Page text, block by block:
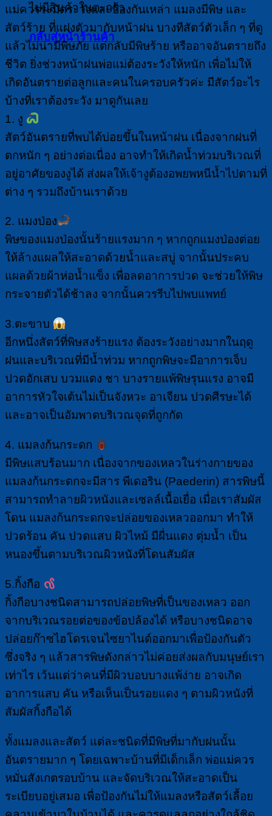
ไม่มีสินค้าในตะกร้า
กลับสู่หน้าร้านค้า
แม่ควรระมัดระวังและป้องกันเหล่า แมลงมีพิษ และ
สัตว์ร้าย ที่แฝงตัวมากับหน้าฝน บางทีสัตว์ตัวเล็ก ๆ ที่ดู
แล้วไม่น่ามีพิษภัย แต่กลับมีพิษร้าย หรืออาจอันตรายถึง
ชีวิต ยิ่งช่วงหน้าฝนพ่อแม่ต้องระวังให้หนัก เพื่อไม่ให้
เกิดอันตรายต่อลูกและคนในครอบครัวค่ะ มีสัตว์อะไร
บ้างที่เราต้องระวัง มาดูกันเลย
1. งู
สัตว์อันตรายที่พบได้บ่อยขึ้นในหน้าฝน เนื่องจากฝนที่
ตกหนัก ๆ อย่างต่อเนื่อง อาจทำให้เกิดน้ำท่วมบริเวณที่
อยู่อาศัยของงูได้ ส่งผลให้เจ้างูต้องอพยพหนีน้ำไปตามที่
ต่าง ๆ รวมถึงบ้านเราด้วย
2. แมงป่อง
พิษของแมงป่องนั้นร้ายแรงมาก ๆ หากถูกแมงป่องต่อย
ให้ล้างแผลให้สะอาดด้วยน้ำและสบู่ จากนั้นประคบ
แผลด้วยผ้าห่อน้ำแข็ง เพื่อลดอาการปวด จะช่วยให้พิษ
กระจายตัวได้ช้าลง จากนั้นควรรีบไปพบแพทย์
3.ตะขาบ
อีกหนึ่งสัตว์ที่พิษสงร้ายแรง ต้องระวังอย่างมากในฤดู
ฝนและบริเวณที่มีน้ำท่วม หากถูกพิษจะมีอาการเจ็บ
ปวดอักเสบ บวมแดง ชา บางรายแพ้พิษรุนแรง อาจมี
อาการหัวใจเต้นไม่เป็นจังหวะ อาเจียน ปวดศีรษะได้
และอาจเป็นอัมพาตบริเวณจุดที่ถูกกัด
4. แมลงก้นกระดก
มีพิษแสบร้อนมาก เนื่องจากของเหลวในร่างกายของ
แมลงก้นกระดกจะมีสาร พีเดอริน (Paederin) สารพิษนี้
สามารถทำลายผิวหนังและเซลล์เนื้อเยื่อ เมื่อเราสัมผัส
โดน แมลงก้นกระดกจะปล่อยของเหลวออกมา ทำให้
ปวดร้อน คัน ปวดแสบ ผิวไหม้ มีผื่นแดง ตุ่มน้ำ เป็น
หนองขึ้นตามบริเวณผิวหนังที่โดนสัมผัส
5.กิ้งกือ
กิ้งกือบางชนิดสามารถปล่อยพิษที่เป็นของเหลว ออก
จากบริเวณรอยต่อของข้อปล้องได้ หรือบางชนิดอาจ
ปล่อยก๊าซไฮโดรเจนไซยาไนด์ออกมาเพื่อป้องกันตัว
ซึ่งจริง ๆ แล้วสารพิษดังกล่าวไม่ค่อยส่งผลกับมนุษย์เรา
เท่าไร เว้นแต่ว่าคนที่มีผิวบอบบางแพ้ง่าย อาจเกิด
อาการแสบ คัน หรือเห็นเป็นรอยแดง ๆ ตามผิวหนังที่
สัมผัสกิ้งกือได้
ทั้งแมลงและสัตว์ แต่ละชนิดที่มีพิษที่มากับฝนนั้น
อันตรายมาก ๆ โดยเฉพาะบ้านที่มีเด็กเล็ก พ่อแม่ควร
หมั่นสังเกตรอบบ้าน และจัดบริเวณให้สะอาดเป็น
ระเบียบอยู่เสมอ เพื่อป้องกันไม่ให้แมลงหรือสัตว์เลื้อย